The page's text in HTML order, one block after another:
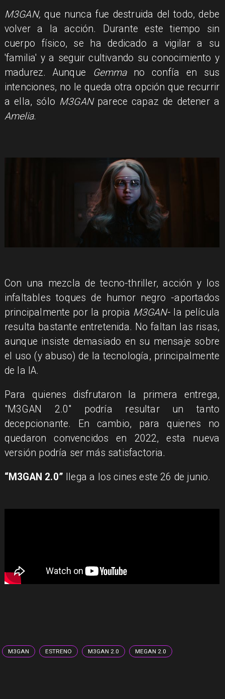
M3GAN, que nunca fue destruida del todo, debe
volver a la acción. Durante este tiempo sin
cuerpo físico, se ha dedicado a vigilar a su
'familia' y a seguir cultivando su conocimiento y
madurez. Aunque
Gemma no confía en sus
intenciones, no le queda otra opción que recurrir
a ella, sólo M3GANparece capaz de detener a
Amelia.
Con una mezcla de tecno-thriller, acción y los
infaltables toques de humor negro -aportados
principalmente por la propia M3GAN- la película
resulta bastante entretenida. No faltan las risas,
aunque insiste demasiado en su mensaje sobre
el uso (y abuso) de la tecnología, principalmente
de la IA.
Para quienes disfrutaron la primera entrega,
"M3GAN 2.0" podría resultar un tanto
decepcionante. En cambio, para quienes no
quedaron convencidos en 2022, esta nueva
versión podría ser más satisfactoria.
“M3GAN 2.0” llega a los cines este 26 de junio.
M3GAN ESTRENO M3GAN 2.0 MEGAN 2.0